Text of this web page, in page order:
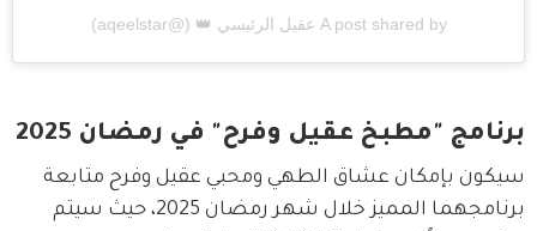
A post shared by عقيل الرئيسي 👑 (@aqeelstar)
برنامج "مطبخ عقيل وفرح" في رمضان 2025
سيكون بإمكان عشاق الطهي ومحبي عقيل وفرح متابعة
برنامجهما المميز خلال شهر رمضان 2025، حيث سيتم